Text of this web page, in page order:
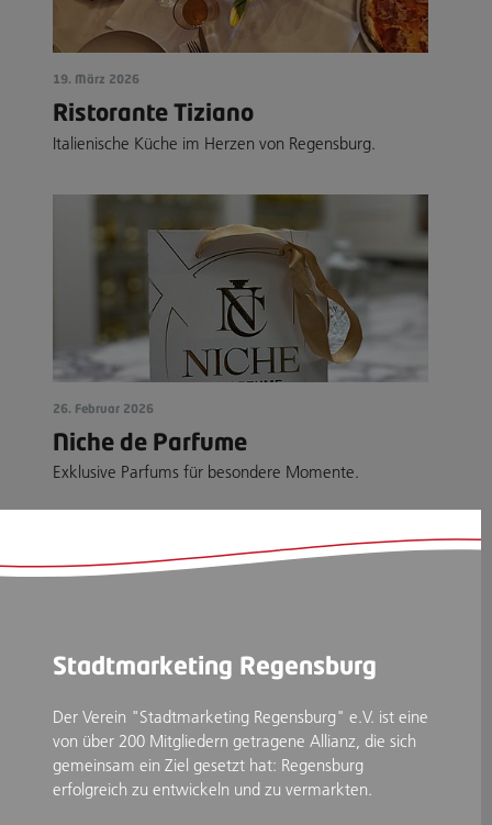
19. März 2026
Ristorante Tiziano
Italienische Küche im Herzen von Regensburg.
26. Februar 2026
Niche de Parfume
Exklusive Parfums für besondere Momente.
Stadtmarketing Regensburg
Der Verein "Stadtmarketing Regensburg" e.V. ist eine
von über 200 Mitgliedern getragene Allianz, die sich
gemeinsam ein Ziel gesetzt hat: Regensburg
erfolgreich zu entwickeln und zu vermarkten.